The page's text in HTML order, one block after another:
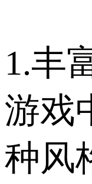
1.丰
游戏
种风